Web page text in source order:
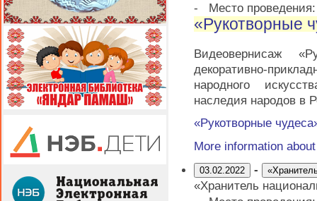
-
Место проведения:
«Рукотворные
Видеовернисаж
декоративно-
народного
наследия народов в
«Рукотворные
More information
03.02.2022 -
«Хранитель